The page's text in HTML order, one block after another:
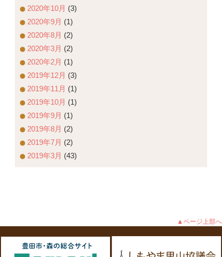
2020年10月 (3)
2020年9月 (1)
2020年8月 (2)
2020年3月 (2)
2020年2月 (1)
2019年12月 (3)
2019年11月 (1)
2019年10月 (1)
2019年9月 (1)
2019年8月 (2)
2019年7月 (2)
2019年3月 (43)
▲ページ上部へ